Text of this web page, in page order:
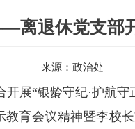
离退休党支部
来源： 政治处
展“银龄守纪·护航
育会议精神暨李校